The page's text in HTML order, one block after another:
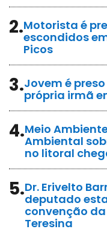
2.Motorista é
escondidos
Picos
3.Jovem é
própria irmã
4.Meio
Ambiental
no litoral
5.Dr. Erivelto
deputado
convenção
Teresina